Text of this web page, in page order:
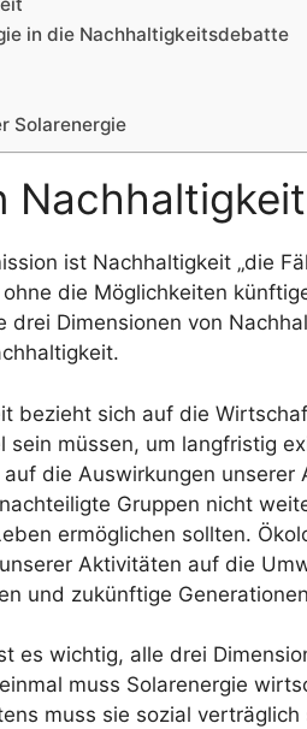
in die Nachhaltigkeitsdebatte
Solarenergie
Nachhaltigkeit
ist Nachhaltigkeit „die
die Möglichkeiten
drei Dimensionen von
bezieht sich auf die
müssen, um langfristig
die Auswirkungen
Gruppen nicht
ermöglichen sollten.
Aktivitäten auf die
und zukünftige
es wichtig, alle drei
muss Solarenergie
muss sie sozial